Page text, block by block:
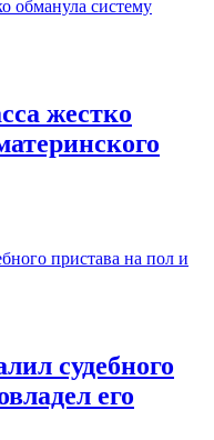
жестко
судебного
его